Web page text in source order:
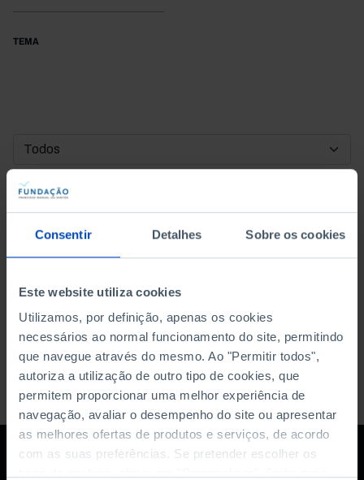
Consentir Detalhes Sobre os cookies
Este website utiliza cookies
Utilizamos, por definição, apenas os cookies
necessários ao normal funcionamento do site, permitindo
que navegue através do mesmo. Ao "Permitir todos",
autoriza a utilização de outro tipo de cookies, que
permitem proporcionar uma melhor experiência de
navegação, avaliar o desempenho do site ou apresentar
as melhores ofertas de produtos e serviços, de acordo
com as suas preferências. Se pretender escolher os
TEMA
DATA DE INÍCIO
DATA DE FIM